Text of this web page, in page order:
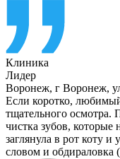
Клиника
Лидер
Воронеж, г Воронеж,
Если коротко,
тщательного осмотра.
чистка зубов,
заглянула в рот коту
словом и обдираловка